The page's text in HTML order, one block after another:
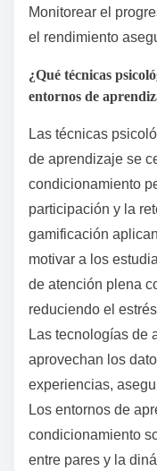
Monitorear el
el rendimiento
¿Qué técnicas
entornos de
Las técnicas
de aprendizaje se
condicionamiento
participación y la
gamificación
motivar a los
de atención plena
reduciendo el
Las tecnologías de
aprovechan los
experiencias,
Los entornos de
condicionamiento
entre pares y la